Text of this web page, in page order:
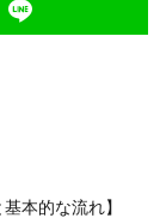
本的な流れ】